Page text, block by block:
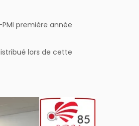
première année
lors de cette